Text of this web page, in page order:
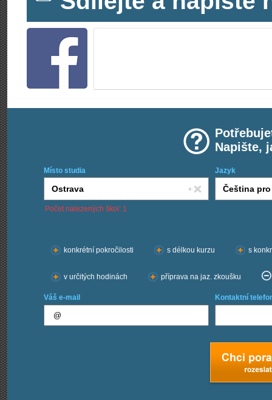
Napište,
Místo studia Jazyk
Počet nalezených škol: 1
konkrétní pokročilosti
s délkou kurzu s
v určitých hodinách příprava na jaz. zkoušku
Váš e-mail Kontaktní